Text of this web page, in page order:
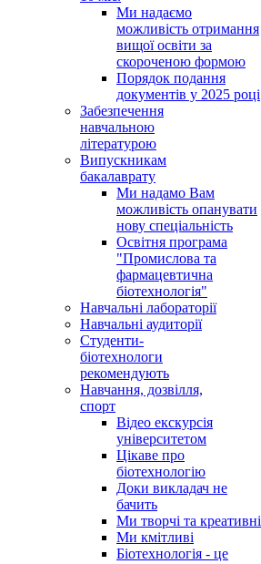
Ми надаємо
можливість отримання
вищої освіти за
скороченою формою
Порядок подання
документів у 2025 році
Забезпечення
навчальною
літературою
Випускникам
бакалаврату
Ми надамо Вам
можливість опанувати
нову спеціальність
Освітня програма
"Промислова та
фармацевтична
біотехнологія"
Навчальні лабораторії
Навчальні аудиторії
Студенти-
біотехнологи
рекомендують
Навчання, дозвілля,
спорт
Відео екскурсія
університетом
Цікаве про
біотехнологію
Доки викладач не
бачить
Ми творчі та креативні
Ми кмітливі
Біотехнологія - це